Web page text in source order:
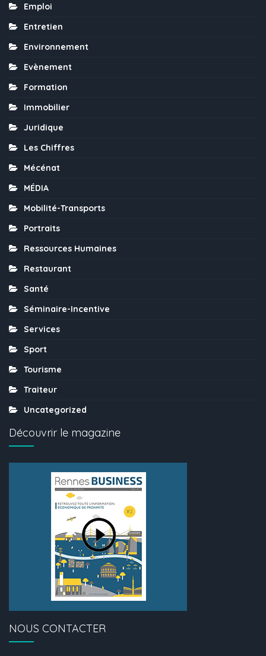
Emploi
Entretien
Environnement
Evènement
Formation
Immobilier
Juridique
Les Chiffres
Mécénat
MÉDIA
Mobilité-Transports
Portraits
Ressources Humaines
Restaurant
Santé
Séminaire-Incentive
Services
Sport
Tourisme
Traiteur
Uncategorized
Découvrir le magazine
NOUS CONTACTER